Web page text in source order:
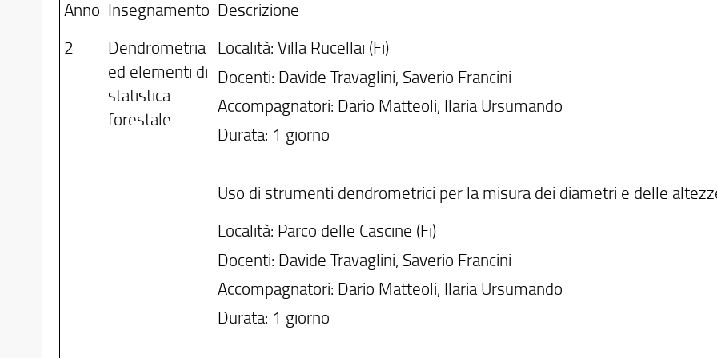
Anno Insegnamento Descrizione
2
Dendrometria
ed elementi di
statistica
forestale
Località: Villa Rucellai (Fi)
Docenti: Davide Travaglini, Saverio Francini
Accompagnatori: Dario Matteoli, Ilaria Ursumando
Durata: 1 giorno
Uso di strumenti dendrometrici per la misura dei diametri e delle
Località: Parco delle Cascine (Fi)
Docenti: Davide Travaglini, Saverio Francini
Accompagnatori: Dario Matteoli, Ilaria Ursumando
Durata: 1 giorno